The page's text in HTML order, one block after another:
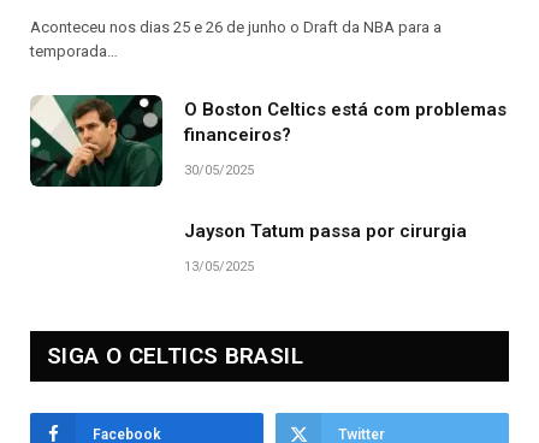
Aconteceu nos dias 25 e 26 de junho o Draft da NBA para a
temporada…
O Boston Celtics está com problemas
financeiros?
30/05/2025
Jayson Tatum passa por cirurgia
13/05/2025
SIGA O CELTICS BRASIL
Facebook Twitter